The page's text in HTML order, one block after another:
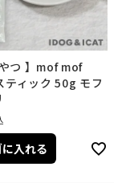
やつ 】mof mof
ティック 50g モフ
入れる